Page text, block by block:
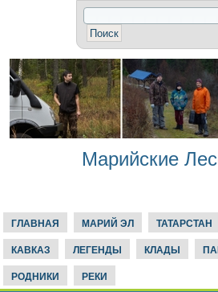
Марийские
ГЛАВНАЯ МАРИЙ ЭЛ ТАТАРСТАН
КАВКАЗ ЛЕГЕНДЫ КЛАДЫ
РОДНИКИ РЕКИ